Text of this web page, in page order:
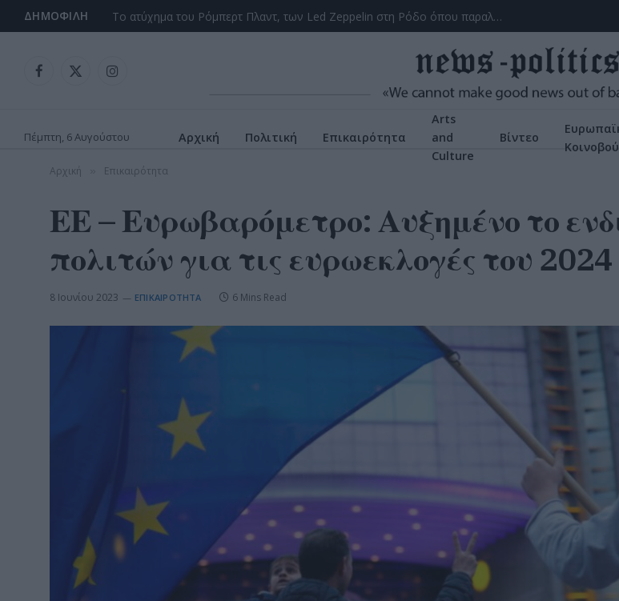
ΔΗΜΟΦΙΛΉ Το ατύχημα του Ρόμπερτ Πλαντ, των Led Zeppelin στη Ρόδο όπου παραλίγο να χάσει τη γυναίκα του (video)
Facebook
X
Instagram
Πέμπτη, 6 Αυγούστου Αρχική Πολιτική Επικαιρότητα
Arts
and
Culture
Βίντεο
Αρχική Επικαιρότητα
ΕΕ – Ευρωβαρόμετρο: Αυξημένο το
πολιτών για τις ευρωεκλογές του 2024
8 Ιουνίου 2023 ΕΠΙΚΑΙΡΌΤΗΤΑ 6 Mins Read